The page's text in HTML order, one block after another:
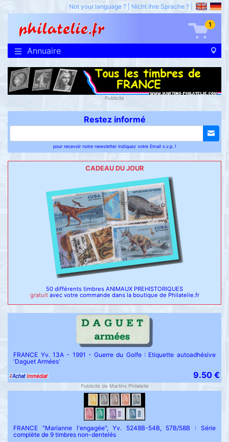
Not your language ? Nicht Ihre Sprache ?
1
Annuaire
Publicité
Restez informé
pour recevoir notre newsletter indiquez votre Email s.v.p. !
CADEAU DU JOUR
50 différents timbres ANIMAUX PREHISTORIQUES
gratuit avec votre commande dans la boutique de Philatelie.fr
FRANCE Yv. 13A - 1991 - Guerre du Golfe : Etiquette autoadhésive
'Daguet Armées'
9.50 €
Publicité de Martins Philatelie
FRANCE "Marianne l'engagée", Yv. 5248B-54B, 57B/58B : Série
complète de 9 timbres non-dentelés